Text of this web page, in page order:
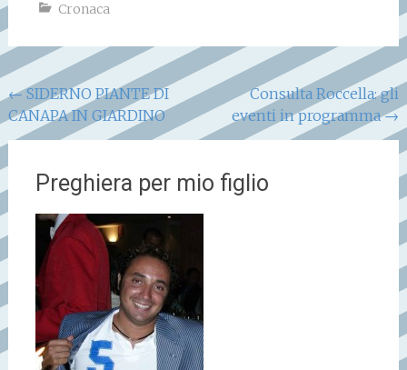
Cronaca
Navigazione
articoli
←SIDERNO PIANTE DI
CANAPA IN GIARDINO
Consulta Roccella: gli
eventi in programma→
Preghiera per mio figlio